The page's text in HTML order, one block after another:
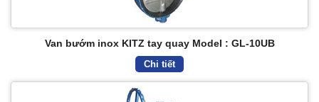
Van bướm inox KITZ tay quay Model : GL-10UB
Chi tiết